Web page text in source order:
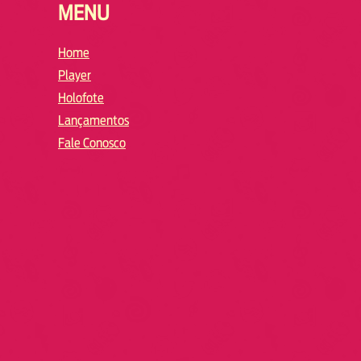
MENU
Home
Player
Holofote
Lançamentos
Fale Conosco